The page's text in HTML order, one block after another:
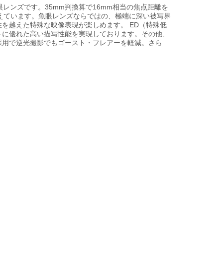
ンズです。35mm判換算で16mm相当の焦点距離を
います。魚眼レンズならではの、極端に深い被写界
越えた特殊な映像表現が楽しめます。 ED（特殊低
優れた高い描写性能を実現しております。その他、
で逆光撮影でもゴースト・フレアーを軽減。さら